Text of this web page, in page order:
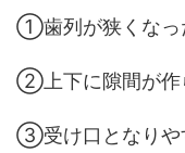
①歯列が狭くなっ
②上下に隙間が作
③受け口となりや